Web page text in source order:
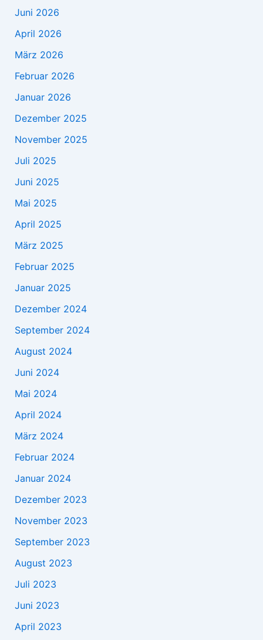
Juni 2026
April 2026
März 2026
Februar 2026
Januar 2026
Dezember 2025
November 2025
Juli 2025
Juni 2025
Mai 2025
April 2025
März 2025
Februar 2025
Januar 2025
Dezember 2024
September 2024
August 2024
Juni 2024
Mai 2024
April 2024
März 2024
Februar 2024
Januar 2024
Dezember 2023
November 2023
September 2023
August 2023
Juli 2023
Juni 2023
April 2023